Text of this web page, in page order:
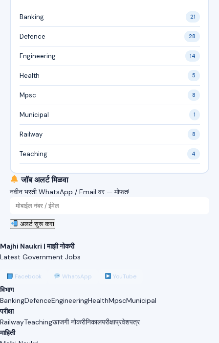
Banking 21
Defence 28
Engineering 14
Health 5
Mpsc 8
Municipal 1
Railway 8
Teaching 4
जॉब अलर्ट मिळवा
नवीन भरती WhatsApp / Email वर — मोफत!
अलर्ट सुरू करा
Majhi Naukri | माझी नोकरी
Latest Government Jobs
Facebook WhatsApp YouTube
विभाग
BankingDefenceEngineeringHealthMpscMunicipal
परीक्षा
RailwayTeachingखाजगी नोकरीनिकालपरीक्षाप्रवेशपत्र
माहिती